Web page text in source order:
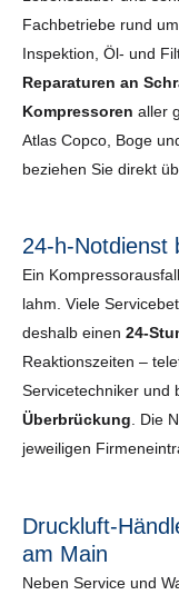
Fachbetriebe rund
Inspektion, Öl- und
Reparaturen an
Kompressoren aller
Atlas Copco, Boge
beziehen Sie direkt
24-h-Notdienst
Ein
lahm. Viele
deshalb einen 24-
Reaktionszeiten –
Servicetechniker und
Überbrückung. Die
jeweiligen
Druckluft-
am Main
Neben Service und